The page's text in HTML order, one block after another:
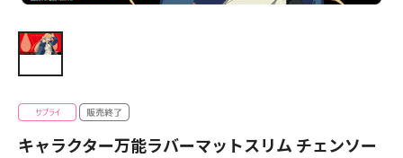
キャラクター万能ラバーマットスリム チェンソー